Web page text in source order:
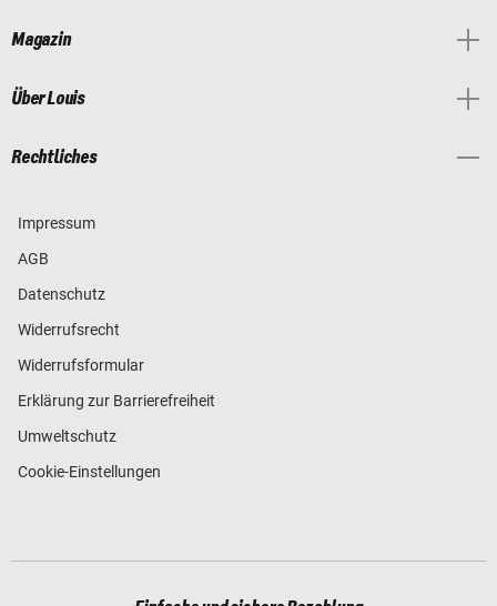
Magazin
Über Louis
Rechtliches
Impressum
AGB
Datenschutz
Widerrufsrecht
Widerrufsformular
Erklärung zur Barrierefreiheit
Umweltschutz
Cookie-Einstellungen